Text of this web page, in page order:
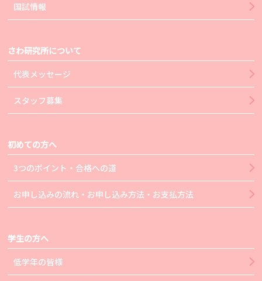
国試情報
さわ研究所について
代表メッセージ
スタッフ募集
初めての方へ
3つのポイント・合格への道
お申し込みの流れ・お申し込み方法・お支払方法
学生の方へ
低学年の皆様